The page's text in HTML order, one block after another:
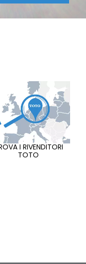
I RIVENDITORI
TOTO